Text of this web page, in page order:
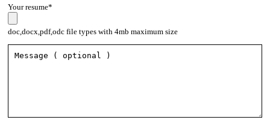
Your resume*
doc,docx,pdf,odc file types with 4mb maximum size